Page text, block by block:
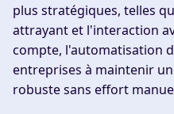
plus stratégiques, telles
attrayant et l'interaction
compte, l'automatisation
entreprises à maintenir
robuste sans effort